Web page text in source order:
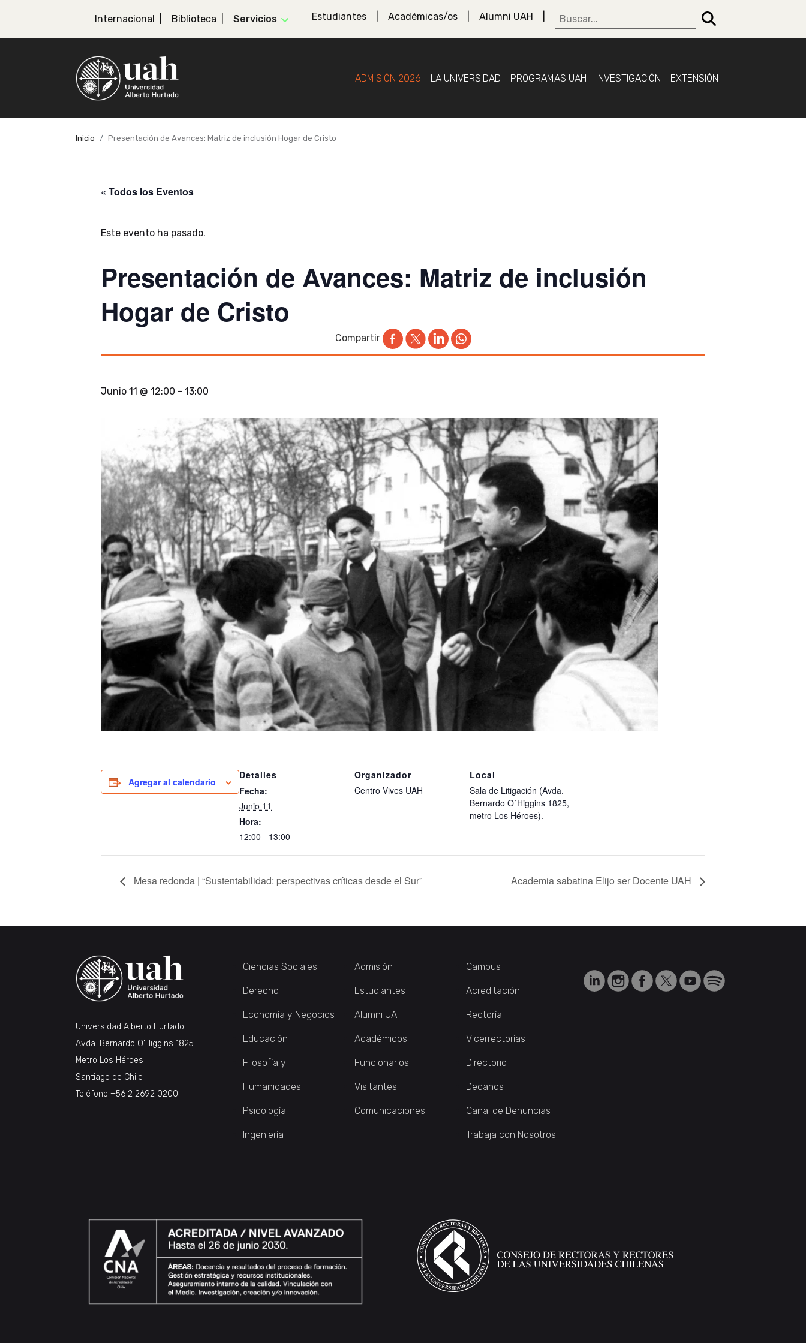
Internacional Biblioteca Servicios Estudiantes Académicas/os Alumni UAH
ADMISIÓN 2026 LA UNIVERSIDAD PROGRAMAS UAH INVESTIGACIÓN EXTENSIÓN
Inicio Presentación de Avances: Matriz de inclusión Hogar de Cristo
« Todos los Eventos
Este evento ha pasado.
Presentación de Avances: Matriz de inclusión
Hogar de Cristo
Compartir
Junio 11 @ 12:00 - 13:00
Agregar al calendario
Detalles
Fecha:
Junio 11
Hora:
12:00 - 13:00
Organizador
Centro Vives UAH
Local
Sala de Litigación (Avda.
Bernardo O´Higgins 1825,
metro Los Héroes).
Mesa redonda | “Sustentabilidad: perspectivas críticas desde el Sur” Academia sabatina Elijo ser Docente UAH
Universidad Alberto Hurtado
Avda. Bernardo O’Higgins 1825
Metro Los Héroes
Santiago de Chile
Teléfono +56 2 2692 0200
Ciencias Sociales
Derecho
Economía y Negocios
Educación
Filosofía y
Humanidades
Psicología
Ingeniería
Admisión
Estudiantes
Alumni UAH
Académicos
Funcionarios
Visitantes
Comunicaciones
Campus
Acreditación
Rectoría
Vicerrectorías
Directorio
Decanos
Canal de Denuncias
Trabaja con Nosotros